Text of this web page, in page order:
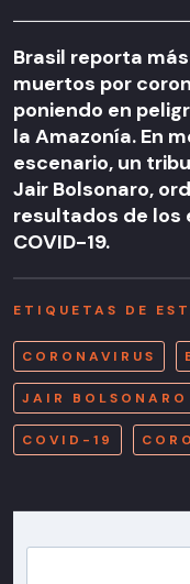
Brasil reporta
muertos por
poniendo en
la Amazonía. En
escenario, un
Jair Bolsonaro,
resultados de los
COVID-19.
ETIQUETAS DE
CORONAVIRUS
JAIR BOLSONARO
COVID-19